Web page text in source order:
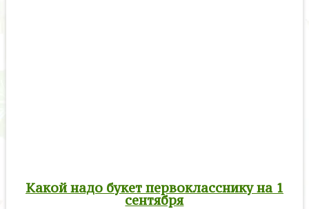
Какой надо букет первокласснику на 1
сентября